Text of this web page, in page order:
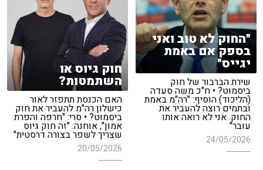
"החוק לא טוב ואני
בספק אם באמת
יגייס"
שירת הברבור של חוק
ביסמוט? • ח"כ משה סעדה
(הליכוד) הוסיף: "רה"מ באמת
ובתמים רוצה להעביר את
החוק. אני לא רואה אותו
עובר"
24/05/2026
חוק גיוס או
השתמטות?
האם הכנסת תתפזר לאור
כישלון רה"מ להעביר את חוק
ביסמוט? • סרי: "חרפה והפרת
אמון", אוחנה: "זה חוק גיוס
שצריך לשפר בצורה דרסטית"
20/05/2026